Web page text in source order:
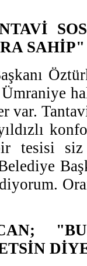
SAHİP"
var.
tesisi